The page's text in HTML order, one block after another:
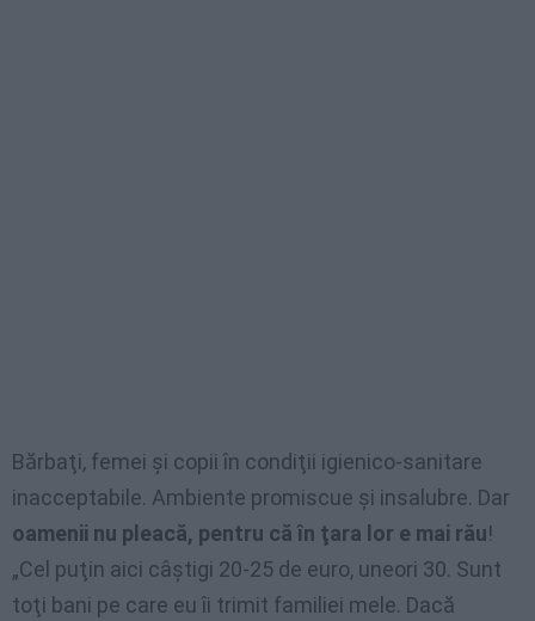
Bărbaţi, femei şi copii în condiţii igienico-sanitare
inacceptabile. Ambiente promiscue şi insalubre. Dar
oamenii nu pleacă, pentru că în ţara lor e mai rău!
„Cel puţin aici câştigi 20-25 de euro, uneori 30. Sunt
toţi bani pe care eu îi trimit familiei mele. Dacă